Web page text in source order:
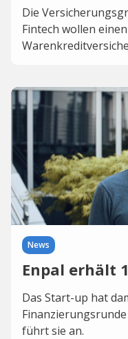
Die
Fintech wollen
News
Enpal erhält
Das Start-up hat
führt sie an.